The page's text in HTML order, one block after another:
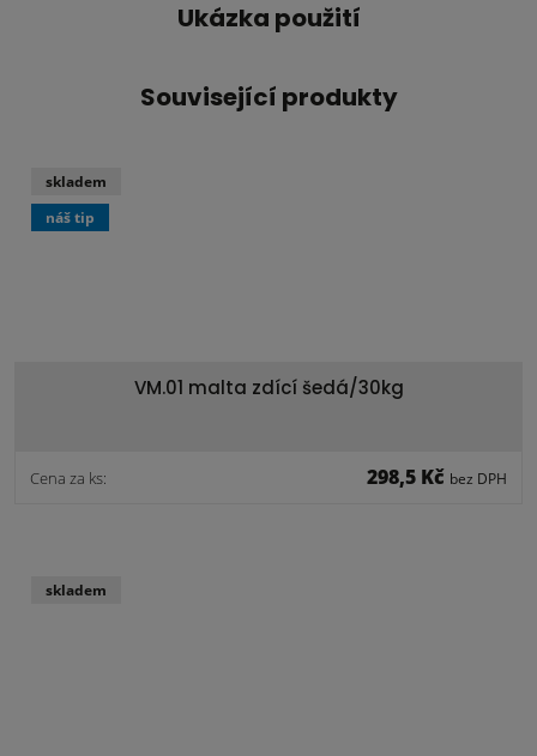
Ukázka použití
Související produkty
VM.01 malta zdící šedá/30kg
Cena za ks: 298,5 Kč bez DPH
skladem
náš tip
skladem